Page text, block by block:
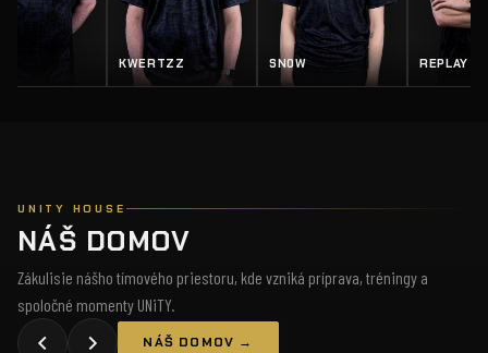
KWERTZZ SN0W REPLAY
UNITY HOUSE
NÁŠ DOMOV
Zákulisie nášho tímového priestoru, kde vzniká príprava, tréningy a
spoločné momenty UNiTY.
NÁŠ DOMOV →